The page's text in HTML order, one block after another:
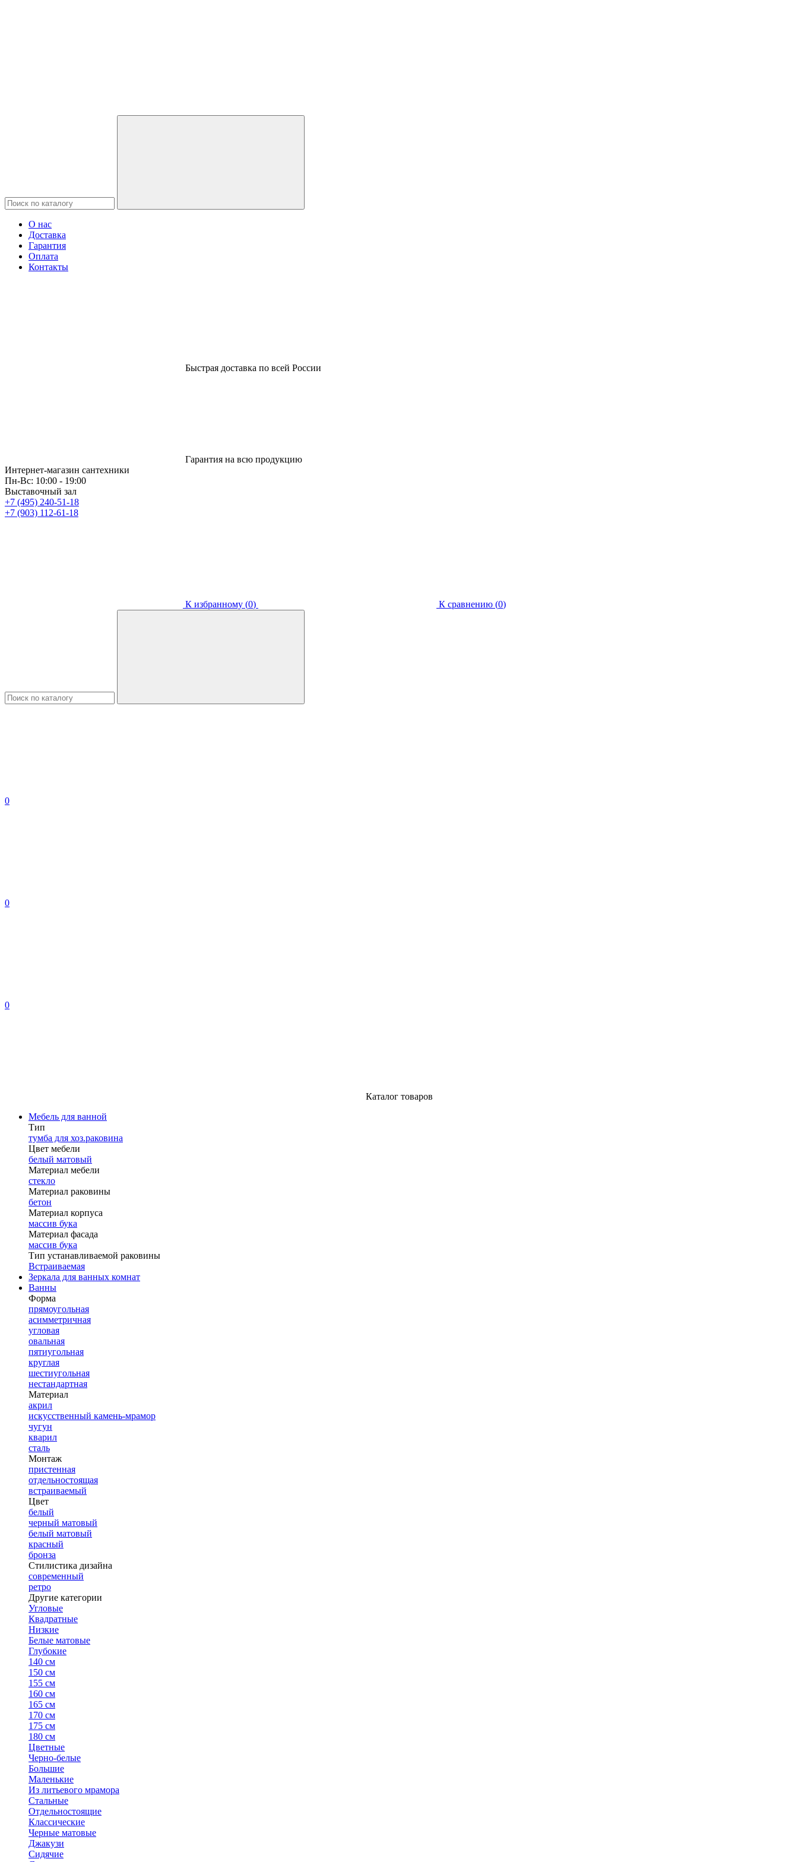
О нас
Доставка
Гарантия
Оплата
Контакты
Быстрая доставка по всей России
Гарантия на всю продукцию
Интернет-магазин сантехники
Пн-Вс: 10:00 - 19:00
Выставочный зал
+7 (495) 240-51-18
+7 (903) 112-61-18
К избранному (0) К сравнению (0)
0
0
0
Каталог товаров
Мебель для ванной
Тип
тумба для хоз.раковина
Цвет мебели
белый матовый
Материал мебели
стекло
Материал раковины
бетон
Материал корпуса
массив бука
Материал фасада
массив бука
Тип устанавливаемой раковины
Встраиваемая
Зеркала для ванных комнат
Ванны
Форма
прямоугольная
асимметричная
угловая
овальная
пятиугольная
круглая
шестиугольная
нестандартная
Материал
акрил
искусственный камень-мрамор
чугун
кварил
сталь
Монтаж
пристенная
отдельностоящая
встраиваемый
Цвет
белый
черный матовый
белый матовый
красный
бронза
Стилистика дизайна
современный
ретро
Другие категории
Угловые
Квадратные
Низкие
Белые матовые
Глубокие
140 см
150 см
155 см
160 см
165 см
170 см
175 см
180 см
Цветные
Черно-белые
Большие
Маленькие
Из литьевого мрамора
Стальные
Отдельностоящие
Классические
Черные матовые
Джакузи
Сидячие